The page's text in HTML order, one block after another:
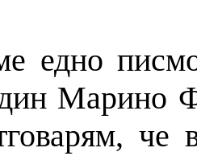
едно
Марино